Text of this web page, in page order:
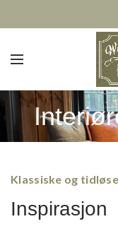
Klassiske og
Inspirasjon